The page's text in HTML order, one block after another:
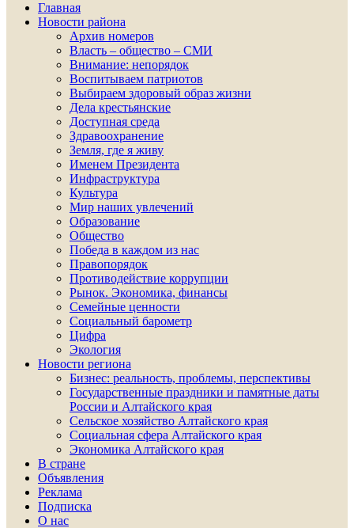
Главная
Новости района
Архив номеров
Власть – общество – СМИ
Внимание: непорядок
Воспитываем патриотов
Выбираем здоровый образ жизни
Дела крестьянские
Доступная среда
Здравоохранение
Земля, где я живу
Именем Президента
Инфраструктура
Культура
Мир наших увлечений
Образование
Общество
Победа в каждом из нас
Правопорядок
Противодействие коррупции
Рынок. Экономика, финансы
Семейные ценности
Социальный барометр
Цифра
Экология
Новости региона
Бизнес: реальность, проблемы, перспективы
Государственные праздники и памятные даты
России и Алтайского края
Сельское хозяйство Алтайского края
Социальная сфера Алтайского края
Экономика Алтайского края
В стране
Объявления
Реклама
Подписка
О нас